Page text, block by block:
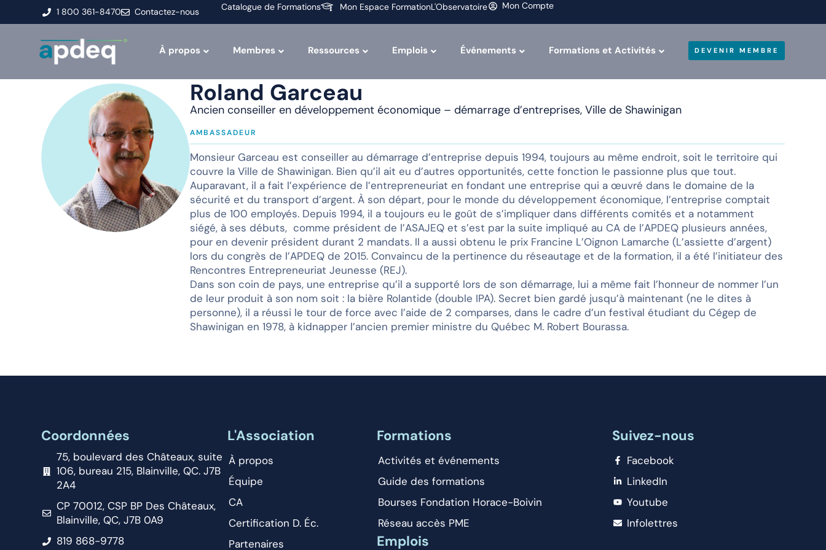
1 800 361-8470 Contactez-nous Catalogue de Formations Mon Espace FormationL'Observatoire Mon Compte
À propos Membres Ressources Emplois Événements Formations et Activités DEVENIR MEMBRE
Roland Garceau
Ancien conseiller en développement économique – démarrage d’entreprises, Ville de Shawinigan
AMBASSADEUR
Monsieur Garceau est conseiller au démarrage d’entreprise depuis 1994, toujours au même endroit, soit le territoire qui
couvre la Ville de Shawinigan. Bien qu’il ait eu d’autres opportunités, cette fonction le passionne plus que tout.
Auparavant, il a fait l’expérience de l’entrepreneuriat en fondant une entreprise qui a œuvré dans le domaine de la
sécurité et du transport d’argent. À son départ, pour le monde du développement économique, l’entreprise comptait
plus de 100 employés. Depuis 1994, il a toujours eu le goût de s’impliquer dans différents comités et a notamment
siégé, à ses débuts, comme président de l’ASAJEQ et s’est par la suite impliqué au CA de l’APDEQ plusieurs années,
pour en devenir président durant 2 mandats. Il a aussi obtenu le prix Francine L’Oignon Lamarche (L’assiette d’argent)
lors du congrès de l’APDEQ de 2015. Convaincu de la pertinence du réseautage et de la formation, il a été l’initiateur des
Rencontres Entrepreneuriat Jeunesse (REJ).
Dans son coin de pays, une entreprise qu’il a supporté lors de son démarrage, lui a même fait l’honneur de nommer l’un
de leur produit à son nom soit : la bière Rolantide (double IPA). Secret bien gardé jusqu’à maintenant (ne le dites à
personne), il a réussi le tour de force avec l’aide de 2 comparses, dans le cadre d’un festival étudiant du Cégep de
Shawinigan en 1978, à kidnapper l’ancien premier ministre du Québec M. Robert Bourassa.
Coordonnées
75, boulevard des Châteaux, suite
106, bureau 215, Blainville, QC. J7B
2A4
CP 70012, CSP BP Des Châteaux,
Blainville, QC, J7B 0A9
819 868-9778
L'Association
À propos
Équipe
CA
Certification D. Éc.
Partenaires
Formations
Activités et événements
Guide des formations
Bourses Fondation Horace-Boivin
Réseau accès PME
Emplois
Suivez-nous
Facebook
LinkedIn
Youtube
Infolettres